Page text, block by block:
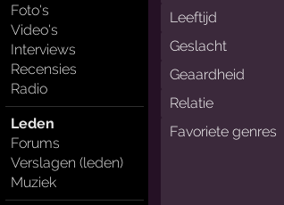
Foto's
Video's
Interviews
Recensies
Radio
Leden
Forums
Verslagen (leden)
Muziek
Leeftijd
Geslacht
Geaardheid
Relatie
Favoriete genres